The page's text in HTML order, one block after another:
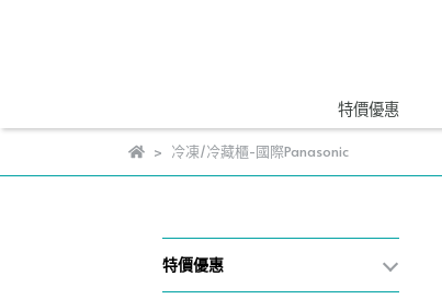
特價優惠
冷凍/冷藏櫃-國際Panasonic
特價優惠